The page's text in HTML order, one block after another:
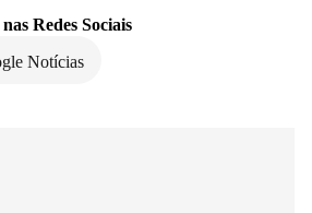
nas Redes Sociais